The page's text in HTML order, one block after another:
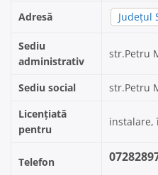
Adresă Județul
Sediu
administrativ
str.Petru
Sediu social
str.Petru
Licențiată
pentru
instalare,
Telefon